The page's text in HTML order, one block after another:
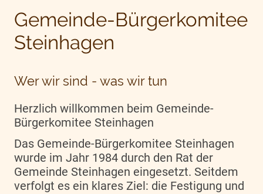
Gemeinde-Bürgerkomitee
Steinhagen
Wer wir sind - was wir tun
Herzlich willkommen beim Gemeinde-
Bürgerkomitee Steinhagen
Das Gemeinde-Bürgerkomitee Steinhagen
wurde im Jahr 1984 durch den Rat der
Gemeinde Steinhagen eingesetzt. Seitdem
verfolgt es ein klares Ziel: die Festigung und